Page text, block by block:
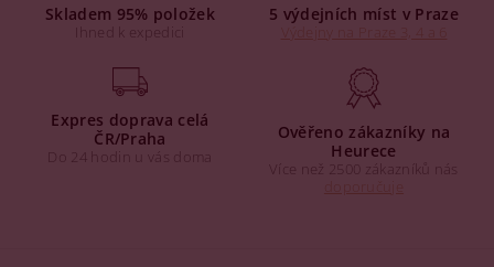
Skladem 95% položek
Ihned k expedici
5 výdejních míst v Praze
Expres doprava celá
ČR/Praha
Do 24 hodin u vás doma
Ověřeno zákazníky na
Heurece
Více než 2500 zákazníků nás